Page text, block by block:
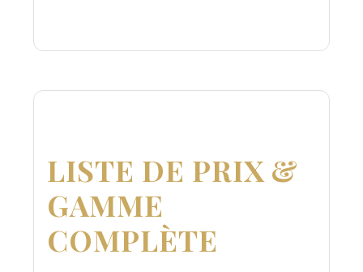
LISTE DE PRIX &
GAMME
COMPLÈTE